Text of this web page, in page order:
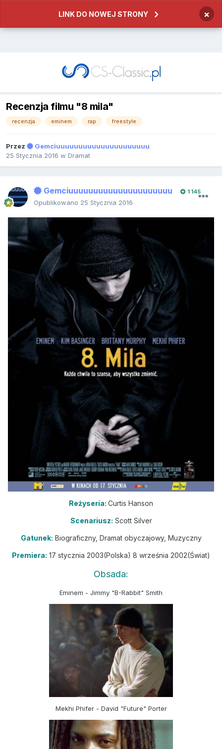
LINK DO NOWEJ STRONY ×
Recenzja filmu "8 mila"
recenzja eminem rap freestyle
Przez
Gemciuuuuuuuuuuuuuuuuuuuuu
25 Stycznia 2016 w Dramat
Gemciuuuuuuuuuuuuuuuuuuuuu 1 145
Opublikowano 25 Stycznia 2016
Reżyseria: Curtis Hanson
Scenariusz: Scott Silver
Gatunek: Biograficzny, Dramat obyczajowy, Muzyczny
Premiera: 17 stycznia 2003(Polska) 8 września 2002(Świat)
Obsada:
Eminem - Jimmy "B-Rabbit" Smith
Mekhi Phifer - David "Future" Porter